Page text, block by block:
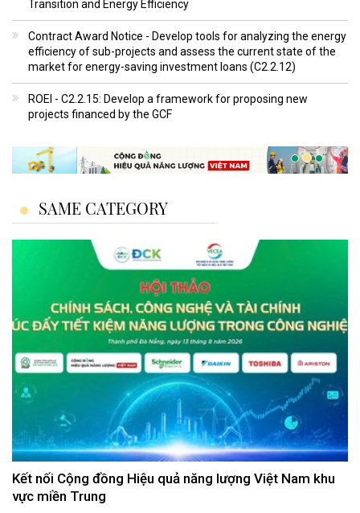
Transition and Energy Efficiency
Contract Award Notice - Develop tools for analyzing the energy
efficiency of sub-projects and assess the current state of the
market for energy-saving investment loans (C2.2.12)
ROEI - C2.2.15: Develop a framework for proposing new
projects financed by the GCF
SAME CATEGORY
Kết nối Cộng đồng Hiệu quả năng lượng Việt Nam khu
vực miền Trung